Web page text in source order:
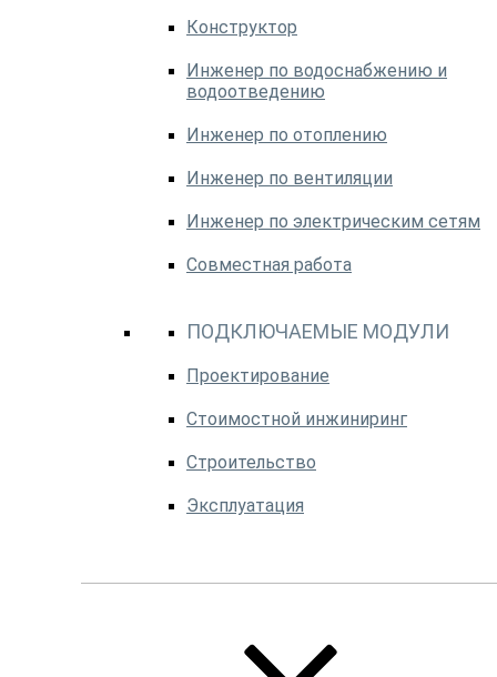
Конструктор
Инженер по водоснабжению и
водоотведению
Инженер по отоплению
Инженер по вентиляции
Инженер по электрическим сетям
Совместная работа
ПОДКЛЮЧАЕМЫЕ МОДУЛИ
Проектирование
Стоимостной инжиниринг
Строительство
Эксплуатация